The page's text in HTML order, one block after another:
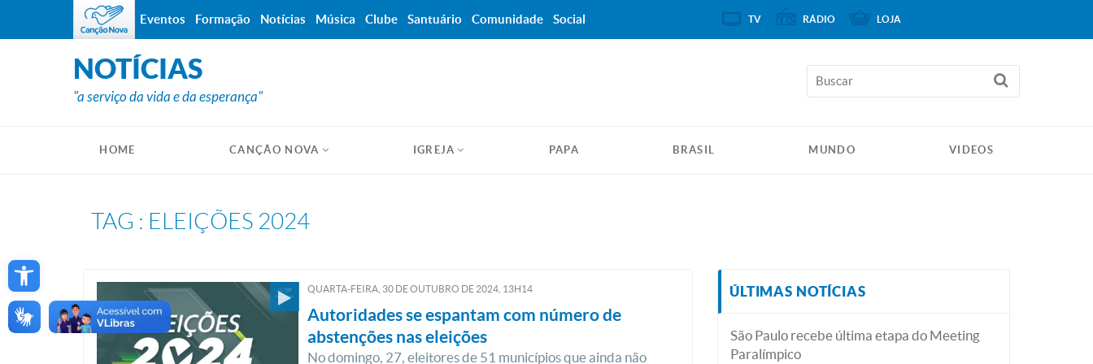
Open toolbar
NOTÍCIAS
"a serviço da vida e da esperança"
HOME CANÇÃO NOVA IGREJA PAPA BRASIL MUNDO VIDEOS
TAG : ELEIÇÕES 2024
QUARTA-FEIRA, 30 DEOUTUBRO DE 2024, 13H14
Autoridades se espantam com número de
abstenções nas eleições
No domingo, 27, eleitores de 51 municípios que ainda não
ÚLTIMAS NOTÍCIAS
São Paulo recebe última etapa do Meeting
Paralímpico
Eventos Formação Notícias Música Clube Santuário Comunidade Social TV RÁDIO LOJA